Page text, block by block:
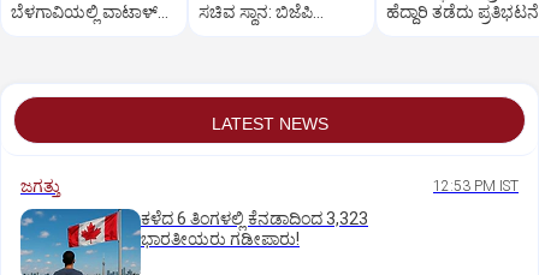
ಬೆಳಗಾವಿಯಲ್ಲಿ ವಾಟಾಳ್
ಸಚಿವ ಸ್ಥಾನ: ಬಿಜೆಪಿ
ಹೆದ್ದಾರಿ ತಡೆದು ಪ್ರತಿಭಟನೆ
LATEST NEWS
ಜಗತ್ತು 12:53 PM IST
ಕಳೆದ 6 ತಿಂಗಳಲ್ಲಿ ಕೆನಡಾದಿಂದ 3,323
ಭಾರತೀಯರು ಗಡೀಪಾರು!